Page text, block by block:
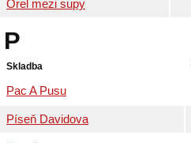
Orel mezi supy
P
Skladba
Pac A Pusu
Píseň Davidova